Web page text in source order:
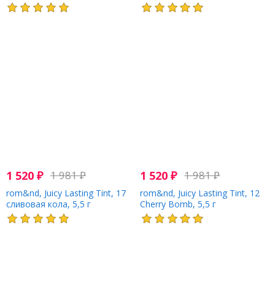
1 520 ₽ 1 981₽
rom&nd, Juicy Lasting Tint, 17
сливовая кола, 5,5 г
1 520₽ 1 981₽
rom&nd, Juicy Lasting Tint, 12
Cherry Bomb, 5,5 г